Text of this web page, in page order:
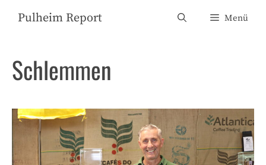
InhaltPulheim Report Menü
Schlemmen